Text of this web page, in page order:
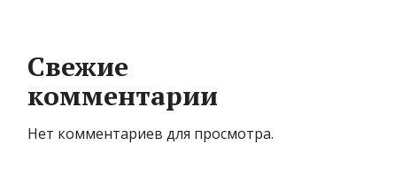
Свежие
комментарии
Нет комментариев для просмотра.